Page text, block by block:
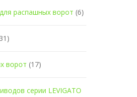
распашных ворот (6)
ворот (17)
серии LEVIGATO